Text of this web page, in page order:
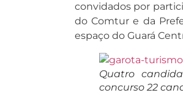
convidados por
do Comtur e da
espaço do Guará
Quatro
concurso 22